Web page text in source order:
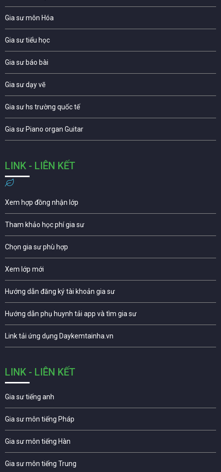
Gia sư môn Hóa
Gia sư tiểu học
Gia sư báo bài
Gia sư dạy vẽ
Gia sư hs trường quốc tế
Gia sư Piano organ Guitar
LINK - LIÊN KẾT
Xem hợp đồng nhận lớp
Tham khảo học phí gia sư
Chọn gia sư phù hợp
Xem lớp mới
Hướng dẫn đăng ký tài khoản gia sư
Hướng dẫn phụ huynh tải app và tìm gia sư
Link tải ứng dụng Daykemtainha.vn
LINK - LIÊN KẾT
Gia sư tiếng anh
Gia sư môn tiếng Pháp
Gia sư môn tiếng Hàn
Gia sư môn tiếng Trung